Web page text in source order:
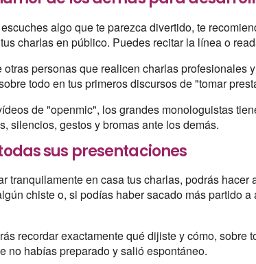
algo que te parezca divertido, te
charlas en público. Puedes recitar la línea o
otras personas que realicen charlas profesionales
todo en tus primeros discursos de "tomar
de "openmic", los grandes monologuistas
silencios, gestos y bromas ante los demás.
sus presentaciones
tranquilamente en casa tus charlas, podrás
chiste o, si podías haber sacado más partido
recordar exactamente qué dijiste y cómo, sobre
no habías preparado y salió espontáneo.